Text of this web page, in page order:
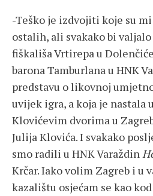
-Teško je izdvojiti koje su
ostalih, ali svakako bi
fiškališa Vrtirepa u
barona Tamburlana u HNK
predstavu o likovnoj
uvijek igra, a koja je nastala
Klovićevim dvorima u
Julija Klovića. I svakako
smo radili u HNK Varaždin
Krčar. Iako volim Zagreb i u
kazalištu osjećam se kao